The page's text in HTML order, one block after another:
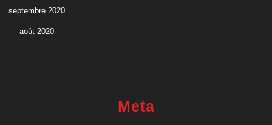
septembre 2020
août 2020
Meta